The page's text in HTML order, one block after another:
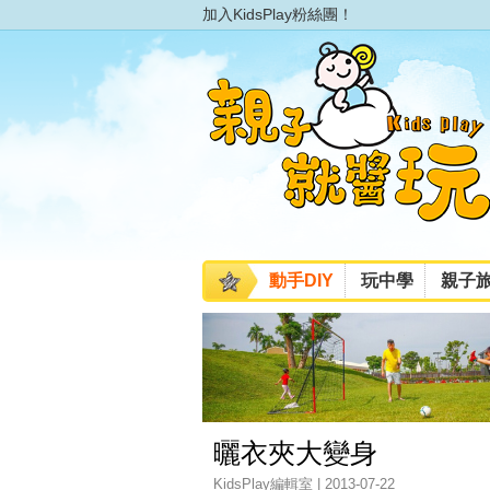
加入KidsPlay粉絲團！
動手DIY 玩中學 親子
曬衣夾大變身
KidsPlay編輯室 | 2013-07-22